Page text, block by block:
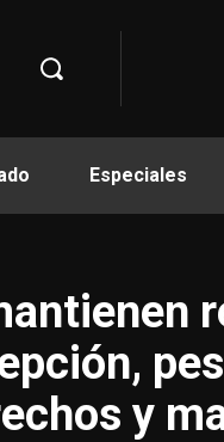
Especiales
y